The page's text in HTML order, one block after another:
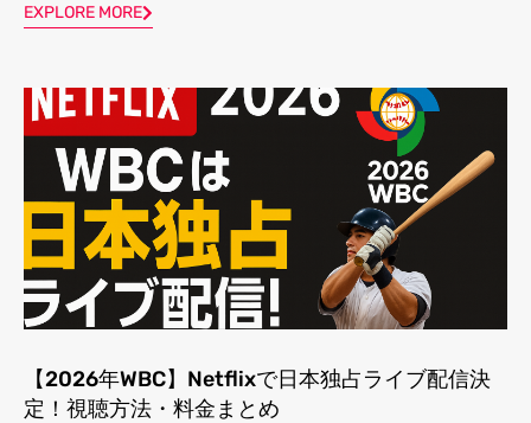
EXPLORE MORE
【2026年WBC】Netflixで日本独占ライブ配信決
定！視聴方法・料金まとめ